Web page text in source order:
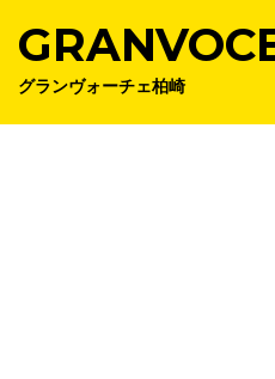
グランヴォーチェ柏崎